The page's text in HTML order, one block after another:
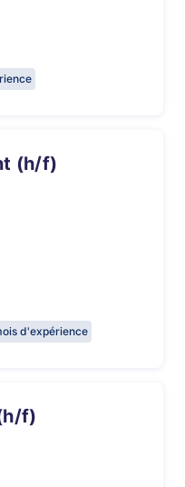
(h/f)
d'expérience
f)